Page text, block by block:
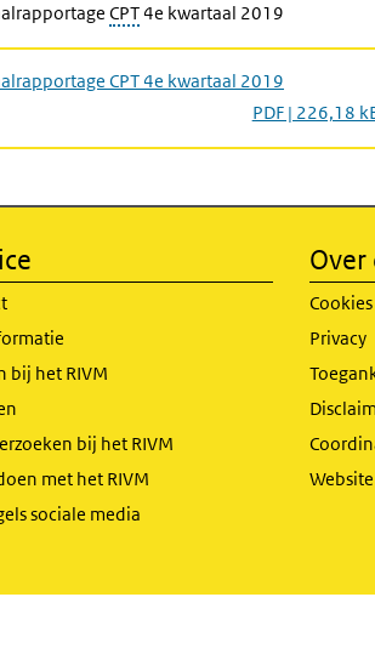
CPT4e kwartaal 2019
CPT 4e kwartaal 2019
PDF | 226,18
bij het RIVM
bij het RIVM
met het RIVM
sociale media
Over
Cookies
Privacy